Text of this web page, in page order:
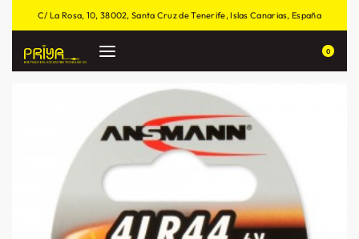
C/ La Rosa, 10, 38002, Santa Cruz de Tenerife, Islas Canarias, España
0